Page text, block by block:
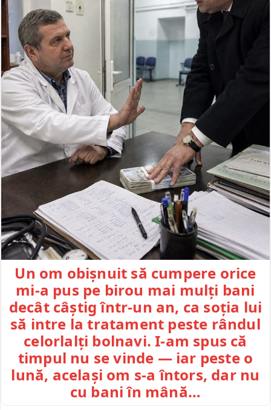
Un om obișnuit să cumpere orice
mi-a pus pe birou mai mulți bani
decât câștig într-un an, ca soția lui
să intre la tratament peste rândul
celorlalți bolnavi. I-am spus că
timpul nu se vinde — iar peste o
lună, același om s-a întors, dar nu
cu bani în mână…